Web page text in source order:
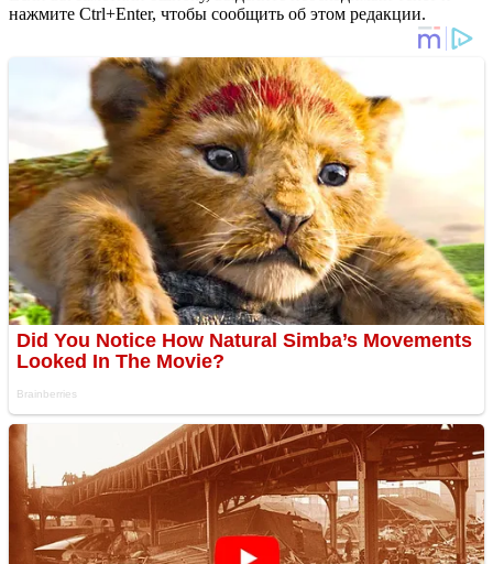
нажмите Ctrl+Enter, чтобы сообщить об этом редакции.